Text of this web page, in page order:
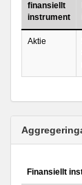
finansiellt
instrument
Aktie
Finansiellt